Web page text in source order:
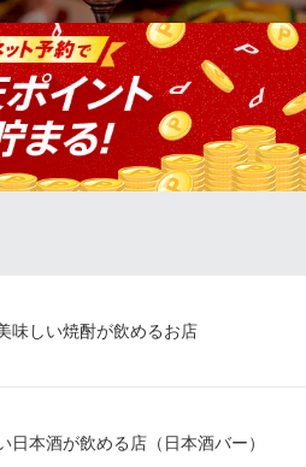
1分
ト駅前ビル1F
各地から厳選して取り揃えまし
なしにも力を入れている当店は、
がおります。味の好みやその日の
別な一杯をお作りします。誕生日
思い出に残る夜を演出します。
ビルB1
味しい焼酎が飲めるお店
日本酒が飲める店（日本酒バー）